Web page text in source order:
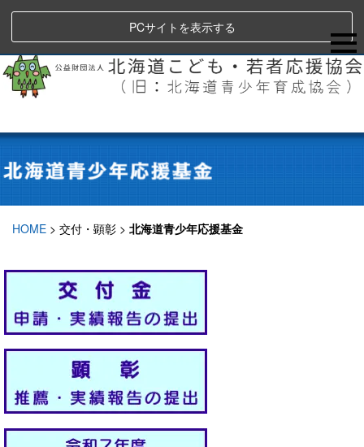
PCサイトを表示する
HOME > 交付・顕彰 > 北海道青少年応援基金